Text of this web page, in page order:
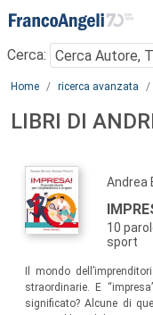
Menu
Cerca:
Main content
Home ricerca avanzata
LIBRI DI
Andrea
10
sport
Il mondo
straordinarie. E
significato? Alcune di